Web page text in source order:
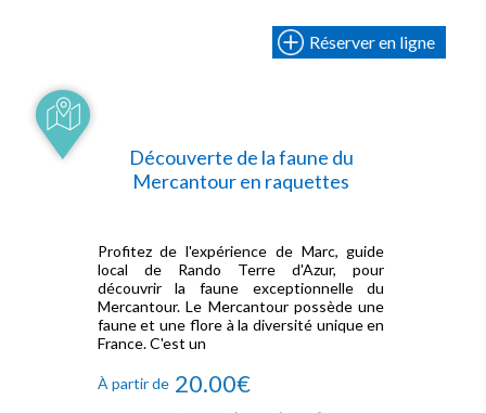
Réserver en ligne
Découverte de la faune du
Mercantour en raquettes
Profitez de l'expérience de Marc, guide
local de Rando Terre d'Azur, pour
découvrir la faune exceptionnelle du
Mercantour. Le Mercantour possède une
faune et une flore à la diversité unique en
France. C'est un
À partir de 20.00€